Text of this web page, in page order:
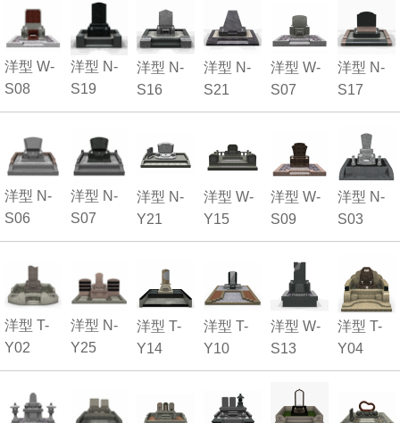
洋型 W-
S08
洋型 N-
S19
洋型 N-
S16
洋型 N-
S21
洋型 W-
S07
洋型 N-
S17
洋型 N-
S06
洋型 N-
S07
洋型 N-
Y21
洋型 W-
Y15
洋型 W-
S09
洋型 N-
S03
洋型 T-
Y02
洋型 N-
Y25
洋型 T-
Y14
洋型 T-
Y10
洋型 W-
S13
洋型 T-
Y04